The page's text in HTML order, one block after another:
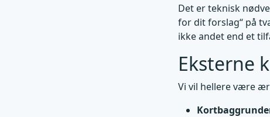
Det er teknisk
for dit forslag“ på
ikke andet end et
Eksterne
Vi vil hellere være